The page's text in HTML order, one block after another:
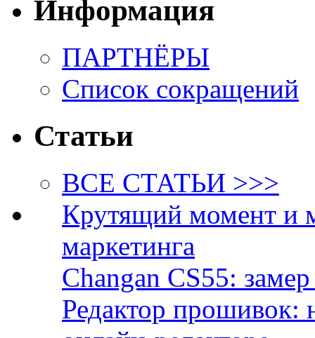
Информация
ПАРТНЁРЫ
Список сокращений
Статьи
ВСЕ СТАТЬИ >>>
Крутящий момент и
маркетинга
Changan CS55:
Редактор прошивок: